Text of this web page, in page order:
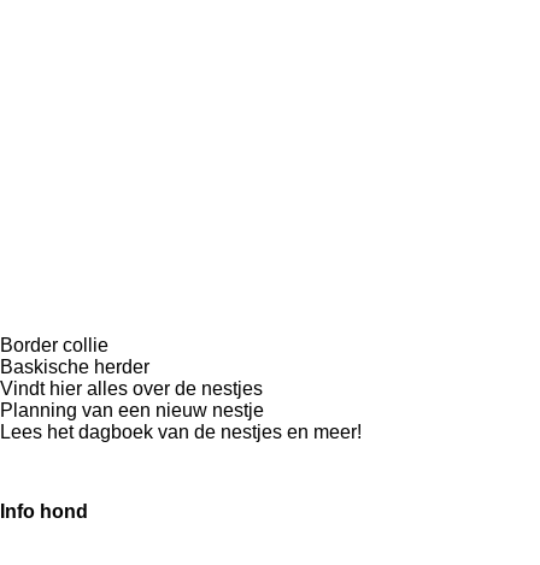
Border collie
Baskische herder
Vindt hier alles over de nestjes
Planning van een nieuw nestje
Lees het dagboek van de nestjes en meer!
Info hond